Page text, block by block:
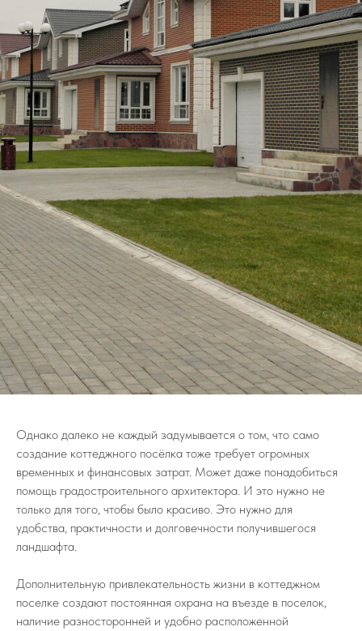
Однако далеко не каждый задумывается о том, что само
создание коттеджного посёлка тоже требует огромных
временных и финансовых затрат. Может даже понадобиться
помощь градостроительного архитектора. И это нужно не
только для того, чтобы было красиво. Это нужно для
удобства, практичности и долговечности получившегося
ландшафта.
Дополнительную привлекательность жизни в коттеджном
поселке создают постоянная охрана на въезде в поселок,
наличие разносторонней и удобно расположенной